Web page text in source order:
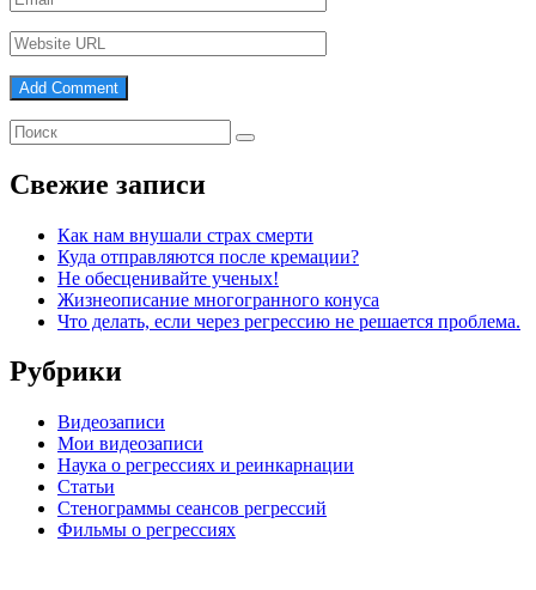
Свежие записи
Как нам внушали страх смерти
Куда отправляются после кремации?
Не обесценивайте ученых!
Жизнеописание многогранного конуса
Что делать, если через регрессию не решается проблема.
Рубрики
Видеозаписи
Мои видеозаписи
Наука о регрессиях и реинкарнации
Статьи
Стенограммы сеансов регрессий
Фильмы о регрессиях